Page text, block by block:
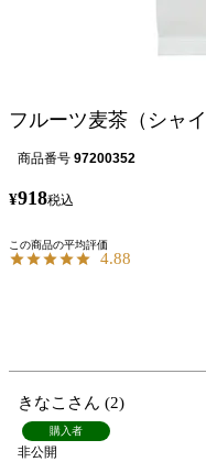
フルーツ麦茶（シャ
商品番号 97200352
¥918税込
4.88
きなこ 2
購入者
非公開